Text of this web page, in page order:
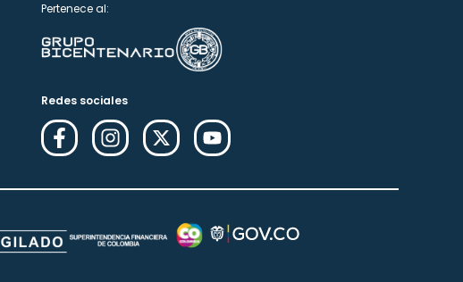
Pertenece al:
Redes sociales